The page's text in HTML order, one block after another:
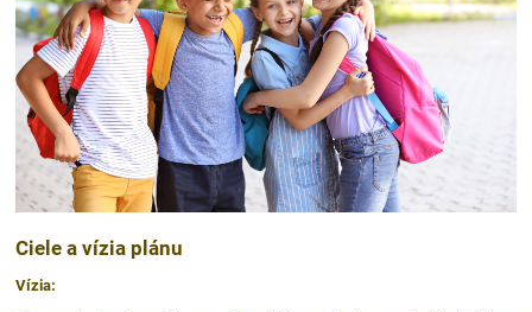
Ciele a vízia plánu
Vízia: